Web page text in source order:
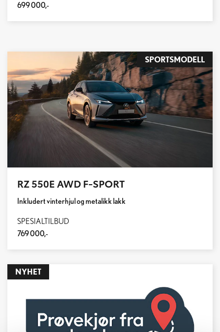
699 000,-
SPORTSMODELL
RZ 550E AWD F-SPORT
Inkludert vinterhjul og metalikk lakk
SPESIALTILBUD
769 000,-
NYHET